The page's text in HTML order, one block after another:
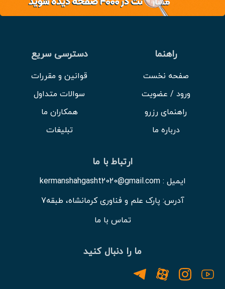
راهنما
صفحه نخست
ورود / عضویت
راهنمای رزرو
درباره ما
دسترسی سریع
قوانین و مقررات
سوالات متداول
همکاران ما
تبلیغات
ارتباط با ما
ایمیل : kermanshahgasht2020@gmail.com
آدرس: پارک علم و فناوری کرمانشاه، طبقه7
تماس با ما
ما را دنبال کنید